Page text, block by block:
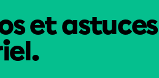
et astuces